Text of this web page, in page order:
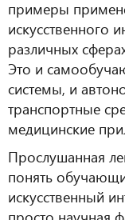
примеры
искусственного
различных
Это и
системы, и
транспортные
медицинские
Прослушанная
понять
искусственный